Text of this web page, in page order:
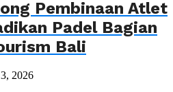
Pembinaan Atlet
Padel Bagian
Bali
2026